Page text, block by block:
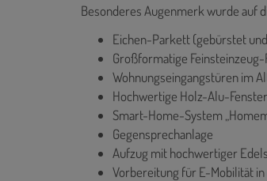
Besonderes Augenmerk wurde auf
Eichen-Parkett (gebürstet
Großformatige Feinsteinzeug-
Wohnungseingangstüren im
Hochwertige Holz-Alu-
Smart-Home-System
Gegensprechanlage
Aufzug mit hochwertiger
Vorbereitung für E-Mobilität in